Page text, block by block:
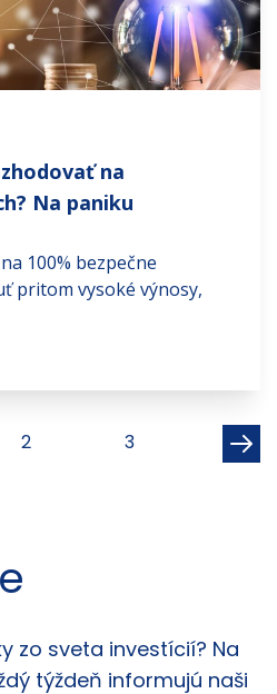
na
Na paniku
100% bezpečne
pritom vysoké výnosy,
2 3
zo sveta investícií? Na
týždeň informujú naši